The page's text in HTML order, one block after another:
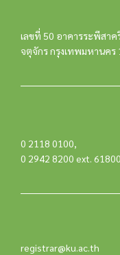
เลขที่ 50 อาคารระพีสาค
จตุจักร กรุงเทพมหานคร
0 2118 0100,
0 2942 8200 ext.
registrar@ku.ac.th